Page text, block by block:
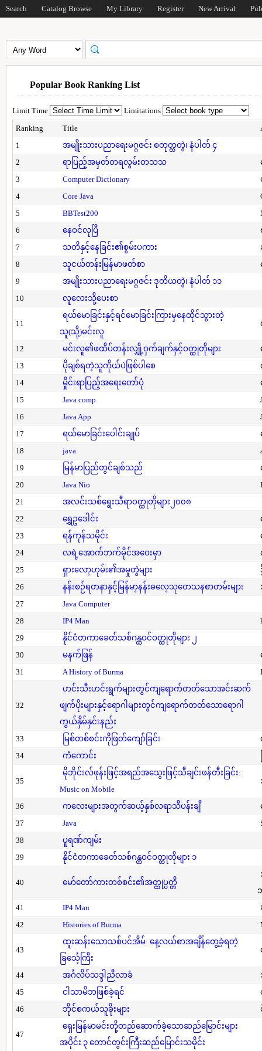
Search Catalog Browse My Library Register New Arrival
Popular Book Ranking List
Limit Time
Limitations
Ranking
Title
1
အမျိုးသားပညာရေးမဂ္ဂဇင်း စတုတ္ထတွဲ၊ နံပါတ် ၄
2
ရာပြည့်အမှတ်တရလွမ်းတသသ
3
Computer Dictionary
4
Core Java
5
BBTest200
6
နေဝင်လုပြီ
7
သတိနှင့်နေခြင်း၏စွမ်းပကား
8
သူငယ်တန်းမြန်မာဖတ်စာ
9
အမျိုးသားပညာရေးမဂ္ဂဇင်း ဒုတိယတွဲ၊ နံပါတ် ၁၁
10
လူလေးသို့ပေးစာ
11
ရယ်မောခြင်းနှင့်ရင်မောခြင်းကြားမှနေထိုင်သွားတဲ့
သူ(သို့)မင်းလူ
12 မင်းလူ၏ဖထိပ်တန်းလျှို့ဝှက်ချက်နှင့်ဝတ္ထုတိုများ
13
ပိုချစ်ရတဲ့သူကိုယ်ပဲဖြစ်ပါစေ
14
မှိုင်းရာပြည့်အရေးတော်ပုံ
15
Java comp
16
Java App
17
ရယ်မောခြင်းပေါင်းချုပ်
18
java
19
မြန်မာပြည်တွင်ချစ်သည်
20
Java Nio
21
အလင်းသစ်ရွေးသီရာဝတ္ထုတိုများ၂၀၀၈
22
ရွှေဥဒေါင်း
23
ရန်ကုန်သမိုင်း
24
လရဲ့အောက်ဘက်မိုင်အဝေးမှာ
25
ရှားလော့ဟုမ်း၏အမှုတွဲများ
26
နန်းစဉ်ရတနာနှင့်မြန်မာ့နန်းဓလေ့သုတေသနစာတမ်းများ
27
Java Computer
28
IP4 Man
29
နိုင်ငံတကာခေတ်သစ်ဂန္ထဝင်ဝတ္ထုတိုများ ၂
30
မနက်ဖြန်
31
A History of Burma
32
ဟင်းသီးဟင်းရွက်များတွင်ကျရောက်တတ်သောအင်းဆက်
ဖျက်ပိုးများနှင့်ရောဂါများတွင်ကျရောက်တတ်သောရောဂါ
ကွယ်နှိမ်နှင်းနည်း
33
မြစ်တစ်စင်းကိုဖြတ်ကျော်ခြင်း
34
ကံကောင်း
35
မိုဘိုင်းလ်ဖုန်းဖြင့်အရည်အသွေးဖြင့်သီချင်းဖန်တီးခြင်း:
Music on Mobile
36 ကလေးများအတွက်ဆယ့်နှစ်လရာသီပန်းချီ
37
Java
38
ပူရဏ်ကျမ်း
39
နိုင်ငံတကာခေတ်သစ်ဂန္ထဝင်ဝတ္ထုတိုများ ၁
40 မော်တော်ကားတစ်စင်း၏အတ္ထုပ္ပတ္တိ
41
IP4 Man
42
Histories of Burma
43
ထူးဆန်းသောသစ်ပင်အိမ်: နေ့လယ်စာအချိန်တွေ့ခဲ့ရတဲ့
ခြင်္သေ့ကြီး
44 အင်္ဂလိပ်သဒ္ဒါညီလာခံ
45
ငါသာမိဘဖြစ်ခဲ့ရင်
46
ဘိုင်စကယ်သူခိုးများ
47
ရှေးမြန်မာမင်းတို့တည်ဆောက်ခဲ့သောဆည်မြောင်းများ
အပိုင်း ၃ တောင်တွင်းကြီးဆည်မြောင်းသမိုင်း